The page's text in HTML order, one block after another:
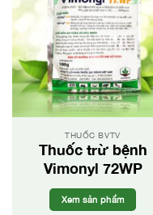
THUỐC BVTV
Thuốc trừ bệnh
Vimonyl 72WP
Xem sản phẩm